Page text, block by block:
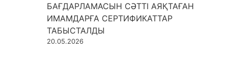
БАҒДАРЛАМАСЫН СӘТТІ АЯҚТАҒАН
ИМАМДАРҒА СЕРТИФИКАТТАР
ТАБЫСТАЛДЫ
20.05.2026